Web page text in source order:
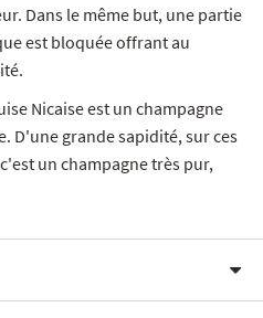
Dans le même but, une partie
est bloquée offrant au
Nicaise est un champagne
D'une grande sapidité, sur ces
un champagne très pur,